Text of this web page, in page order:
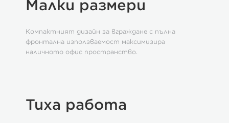
Малки размери
Компактният дизайн за вграждане с пълна
фронтална използваемост максимизира
наличното офис пространство.
Тиха работа